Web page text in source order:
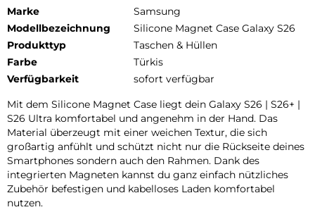
Marke
Samsung
Modellbezeichnung
Silicone Magnet Case Galaxy S26
Produkttyp
Taschen & Hüllen
Farbe
Türkis
Verfügbarkeit
sofort verfügbar
Mit dem Silicone Magnet Case liegt dein Galaxy S26 | S26+ |
S26 Ultra komfortabel und angenehm in der Hand. Das
Material überzeugt mit einer weichen Textur, die sich
großartig anfühlt und schützt nicht nur die Rückseite deines
Smartphones sondern auch den Rahmen. Dank des
integrierten Magneten kannst du ganz einfach nützliches
Zubehör befestigen und kabelloses Laden komfortabel
nutzen.